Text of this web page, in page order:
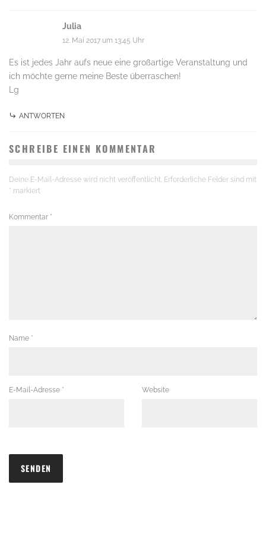
Julia
12. Mai 2017 um 13:45 Uhr
Es ist jedes Jahr aufs neue eine großartige Veranstaltung und
ich möchte gerne meine Beste überraschen!
Lg
ANTWORTEN
SCHREIBE EINEN KOMMENTAR
Deine E-Mail-Adresse wird nicht veröffentlicht. Erforderliche Felder sind mit
* markiert
Kommentar *
Name *
E-Mail-Adresse * Website